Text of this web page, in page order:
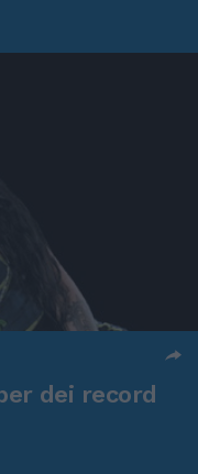
dei record